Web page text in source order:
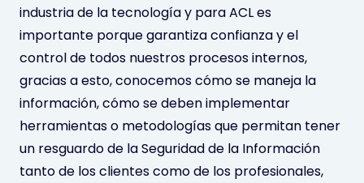
industria de la tecnología y para ACL es
importante porque garantiza confianza y el
control de todos nuestros procesos internos,
gracias a esto, conocemos cómo se maneja la
información, cómo se deben implementar
herramientas o metodologías que permitan tener
un resguardo de la Seguridad de la Información
tanto de los clientes como de los profesionales,